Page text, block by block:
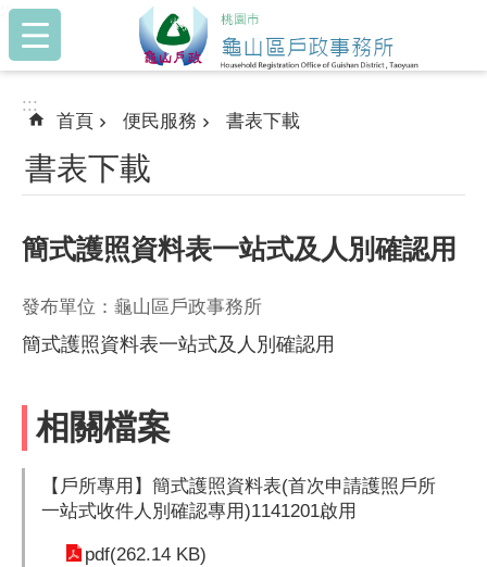
跳到主要內容區塊
:::
:::
首頁 便民服務 書表下載
書表下載
簡式護照資料表一站式及人別確認用
發布單位：龜山區戶政事務所
簡式護照資料表一站式及人別確認用
相關檔案
【戶所專用】簡式護照資料表(首次申請護照戶所
一站式收件人別確認專用)1141201啟用
pdf(262.14 KB)